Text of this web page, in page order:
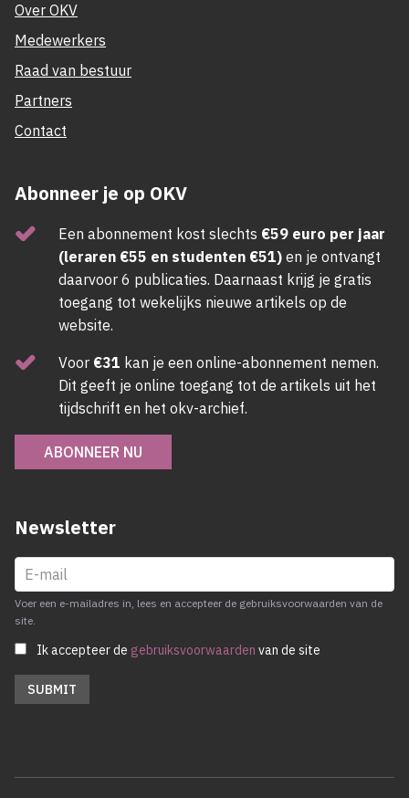
Over OKV
Medewerkers
Raad van bestuur
Partners
Contact
Abonneer je op OKV
Een abonnement kost slechts €59 euro per jaar
(leraren €55 en studenten €51) en je ontvangt
daarvoor 6 publicaties. Daarnaast krijg je gratis
toegang tot wekelijks nieuwe artikels op de
website.
Voor €31 kan je een online-abonnement nemen.
Dit geeft je online toegang tot de artikels uit het
tijdschrift en het okv-archief.
ABONNEER NU
Newsletter
Voer een e-mailadres in, lees en accepteer de gebruiksvoorwaarden van de
site.
Ik accepteer de gebruiksvoorwaarden van de site